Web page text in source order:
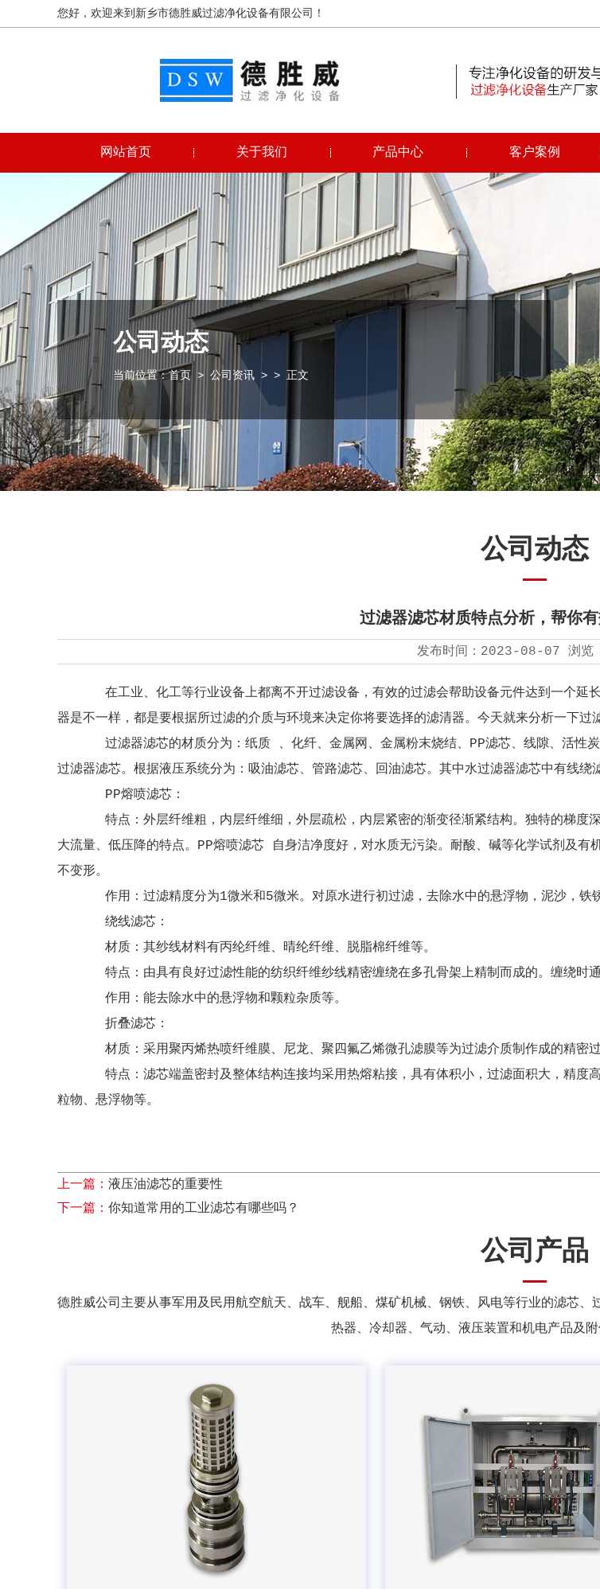
您好，欢迎来到新乡市德胜威过滤净化设备有限公司！
网站首页 关于我们 产品中心 客户案例
公司动态
当前位置：首页> 公司资讯 > > 正文
公司动态
过滤器滤芯材质特点分析，帮你
发布时间： 2023-08-07 浏览
在工业、化工等行业设备上都离不开过滤设备，有效的过滤会帮助设备元件达到一个延长
器是不一样，都是要根据所过滤的介质与环境来决定你将要选择的滤清器。今天就来分析一下过
过滤器滤芯的材质分为：纸质 、化纤、金属网、金属粉末烧结、PP滤芯、线隙、活性炭
过滤器滤芯。根据液压系统分为：吸油滤芯、管路滤芯、回油滤芯。其中水过滤器滤芯中有线绕
PP熔喷滤芯：
特点：外层纤维粗，内层纤维细，外层疏松，内层紧密的渐变径渐紧结构。独特的梯度深
大流量、低压降的特点。PP熔喷滤芯 自身洁净度好，对水质无污染。耐酸、碱等化学试剂及
不变形。
作用：过滤精度分为1微米和5微米。对原水进行初过滤，去除水中的悬浮物，泥沙，铁锈
绕线滤芯：
材质：其纱线材料有丙纶纤维、晴纶纤维、脱脂棉纤维等。
特点：由具有良好过滤性能的纺织纤维纱线精密缠绕在多孔骨架上精制而成的。缠绕时通
作用：能去除水中的悬浮物和颗粒杂质等。
折叠滤芯：
材质：采用聚丙烯热喷纤维膜、尼龙、聚四氟乙烯微孔滤膜等为过滤介质制作成的精密过
特点：滤芯端盖密封及整体结构连接均采用热熔粘接，具有体积小，过滤面积大，精度
粒物、悬浮物等。
上一篇： 液压油滤芯的重要性
下一篇： 你知道常用的工业滤芯有哪些吗？
公司产品
德胜威公司主要从事军用及民用航空航天、战车、舰船、煤矿机械、钢铁、风电等行业的滤芯
热器、冷却器、气动、液压装置和机电产品及附